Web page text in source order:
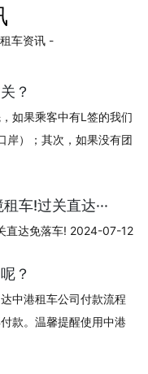
车资讯 -
？
如果乘客中有L签的我们
岸）；其次，如果没有团
车!过关直达···
直达免落车! 2024-07-12
？
中港租车公司付款流程
款。温馨提醒使用中港